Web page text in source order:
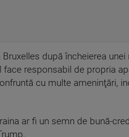
după încheierea unei
responsabil de propria
cu multe ameninţări,
ar fi un semn de bună-